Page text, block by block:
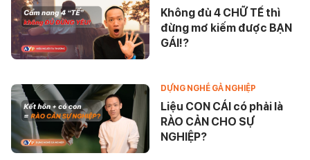
Không đủ 4 CHỮ TẾ thì
đừng mơ kiếm được BẠN
GÁI!?
DỰNG NGHỀ GẢ NGHIỆP
Liệu CON CÁI có phải là
RÀO CẢN CHO SỰ
NGHIỆP?